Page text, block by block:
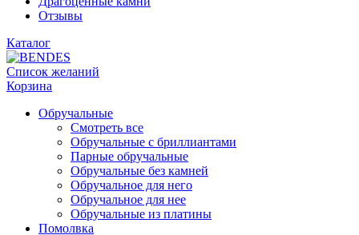
Отзывы
Каталог
Список желаний
Корзина
Обручальные
Смотреть все
Обручальные с бриллиантами
Парные обручальные
Обручальные без камней
Обручальное для него
Обручальное для нее
Обручальные из платины
Помолвка